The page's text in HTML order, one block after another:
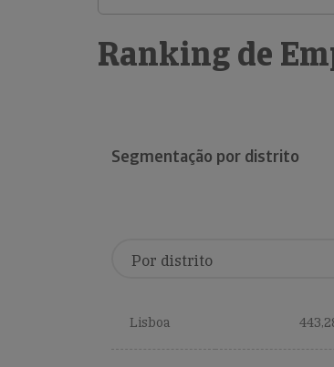
Ranking de
Segmentação por distrito
Lisboa